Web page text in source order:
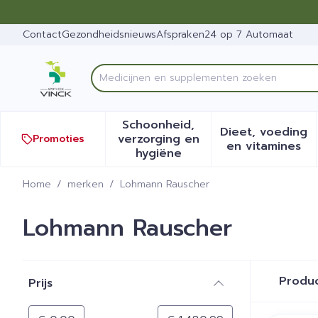
ContactGezondheidsnieuwsAfspraken24 op 7 Automaat
Product, merk, categorie...
Promoties
Schoonheid,
verzorging en
hygiëneToon submenu voor
Dieet, voeding
en vitamines
Toon
Home / merken / Lohmann Rauscher
Lohmann Rauscher
Prijs